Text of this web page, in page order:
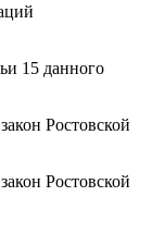
15 данного
Ростовской
Ростовской